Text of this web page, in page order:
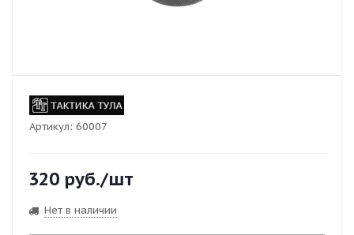
Артикул: 60007
320 руб./шт
Нет в наличии